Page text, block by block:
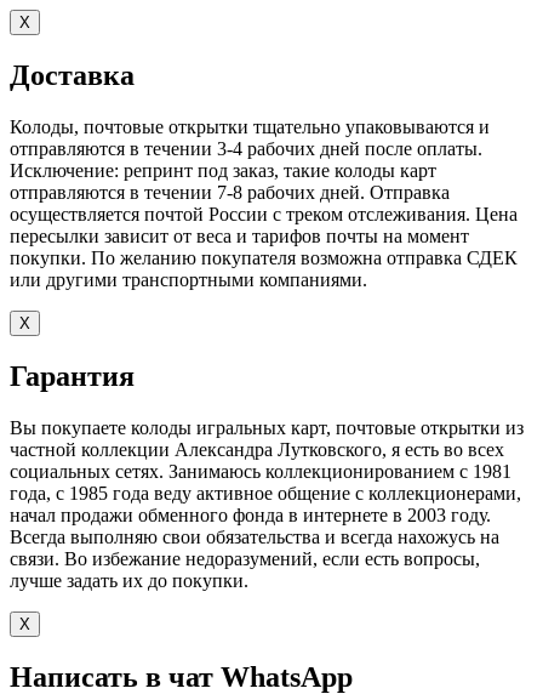
X
Доставка
Колоды, почтовые открытки тщательно упаковываются и
отправляются в течении 3-4 рабочих дней после оплаты.
Исключение: репринт под заказ, такие колоды карт
отправляются в течении 7-8 рабочих дней. Отправка
осуществляется почтой России с треком отслеживания. Цена
пересылки зависит от веса и тарифов почты на момент
покупки. По желанию покупателя возможна отправка СДЕК
или другими транспортными компаниями.
X
Гарантия
Вы покупаете колоды игральных карт, почтовые открытки из
частной коллекции Александра Лутковского, я есть во всех
социальных сетях. Занимаюсь коллекционированием с 1981
года, с 1985 года веду активное общение с коллекционерами,
начал продажи обменного фонда в интернете в 2003 году.
Всегда выполняю свои обязательства и всегда нахожусь на
связи. Во избежание недоразумений, если есть вопросы,
лучше задать их до покупки.
X
Написать в чат WhatsApp